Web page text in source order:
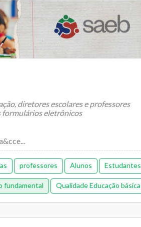
diretores escolares e professores
formulários eletrônicos
professores Alunos Estudantes
fundamental Qualidade Educação básica
Pedagógica